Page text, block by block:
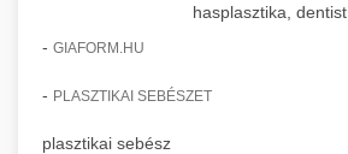
hasplasztika, dentist
- GIAFORM.HU
- PLASZTIKAI SEBÉSZET
plasztikai sebész